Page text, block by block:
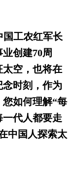
国工农红军长
创建70周
空，也将在
时刻，作为
如何理解“每
代人都要走
中国人探索太